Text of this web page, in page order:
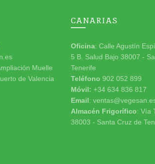
Muelle
de Valencia
CANARIAS
Oficina: Calle Agustín
5 B. Salud Bajo 38007 -
Tenerife
Teléfono 902 052 899
Móvil: +34 634 836 817
Email:
Almacén Frigorífico: Vía
38003 - Santa Cruz de